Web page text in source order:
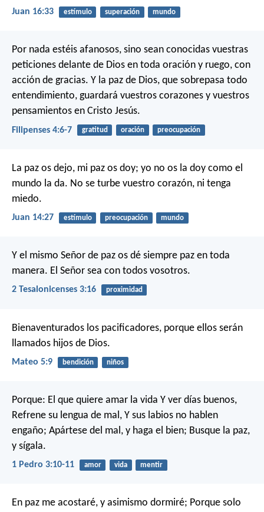
Juan 16:33 estímulo superación mundo
Por nada estéis afanosos, sino sean conocidas vuestras
peticiones delante de Dios en toda oración y ruego, con
acción de gracias. Y la paz de Dios, que sobrepasa todo
entendimiento, guardará vuestros corazones y vuestros
pensamientos en Cristo Jesús.
Filipenses 4:6-7 gratitud oración preocupación
La paz os dejo, mi paz os doy; yo no os la doy como el
mundo la da. No se turbe vuestro corazón, ni tenga
miedo.
Juan 14:27 estímulo preocupación mundo
Y el mismo Señor de paz os dé siempre paz en toda
manera. El Señor sea con todos vosotros.
2 Tesalonicenses 3:16 proximidad
Bienaventurados los pacificadores, porque ellos serán
llamados hijos de Dios.
Mateo 5:9 bendición niños
Porque: El que quiere amar la vida Y ver días buenos,
Refrene su lengua de mal, Y sus labios no hablen
engaño; Apártese del mal, y haga el bien; Busque la paz,
y sígala.
1 Pedro 3:10-11 amor vida mentir
En paz me acostaré, y asimismo dormiré; Porque solo